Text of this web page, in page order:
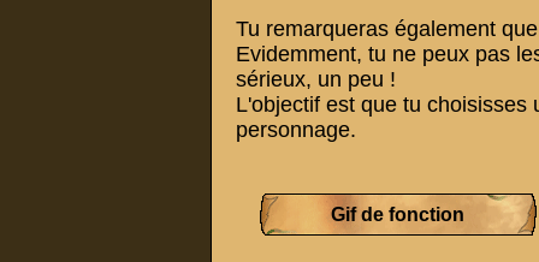
Tu remarqueras également
Evidemment, tu ne peux pas
sérieux, un peu !
L'objectif est que tu choisisses
personnage.
Gif de fonction